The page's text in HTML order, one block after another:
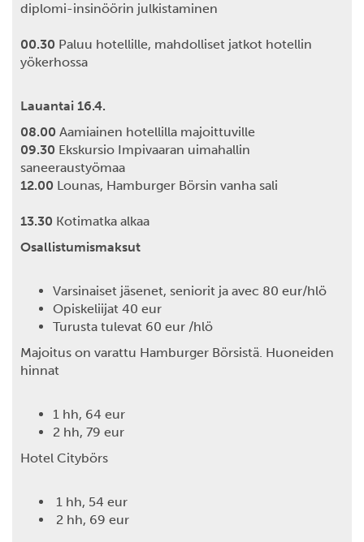
diplomi-insinöörin julkistaminen
00.30 Paluu hotellille, mahdolliset jatkot hotellin
yökerhossa
Lauantai 16.4.
08.00 Aamiainen hotellilla majoittuville
09.30 Ekskursio Impivaaran uimahallin
saneeraustyömaa
12.00 Lounas, Hamburger Börsin vanha sali
13.30 Kotimatka alkaa
Osallistumismaksut
Varsinaiset jäsenet, seniorit ja avec 80 eur/hlö
Opiskeliijat 40 eur
Turusta tulevat 60 eur /hlö
Majoitus on varattu Hamburger Börsistä. Huoneiden
hinnat
1 hh, 64 eur
2 hh, 79 eur
Hotel Citybörs
1 hh, 54 eur
2 hh, 69 eur